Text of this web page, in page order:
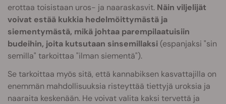
erottaa toisistaan uros- ja naaraskasvit. Näin viljelijät
voivat estää kukkia hedelmöittymästä ja
siementymästä, mikä johtaa parempilaatuisiin
budeihin, joita kutsutaan sinsemillaksi (espanjaksi "sin
semilla" tarkoittaa "ilman siementä").
Se tarkoittaa myös sitä, että kannabiksen kasvattajilla on
enemmän mahdollisuuksia risteyttää tiettyjä uroksia ja
naaraita keskenään. He voivat valita kaksi tervettä ja